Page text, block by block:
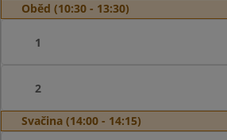
Oběd (10:30 - 13:30)
1
2
Svačina (14:00 - 14:15)